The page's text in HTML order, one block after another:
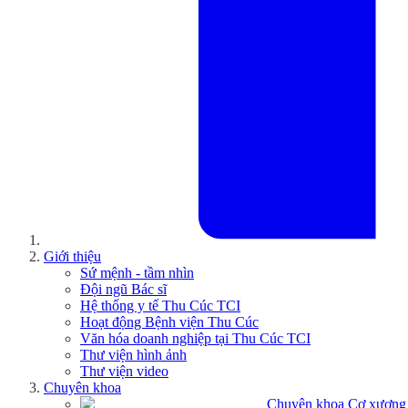
Giới thiệu
Sứ mệnh - tầm nhìn
Đội ngũ Bác sĩ
Hệ thống y tế Thu Cúc TCI
Hoạt động Bệnh viện Thu Cúc
Văn hóa doanh nghiệp tại Thu Cúc TCI
Thư viện hình ảnh
Thư viện video
Chuyên khoa
Chuyên khoa Cơ